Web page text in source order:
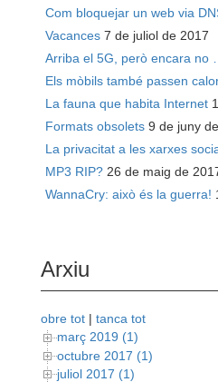
Com bloquejar un web via
Vacances 7 de juliol de 2017
Arriba el 5G, però encara no
Els mòbils també passen
La fauna que habita Internet
Formats obsolets 9 de juny
La privacitat a les xarxes
MP3 RIP? 26 de maig de
WannaCry: això és la guerra!
Arxiu
obre tot | tanca tot
març 2019 (1)
octubre 2017 (1)
juliol 2017 (1)